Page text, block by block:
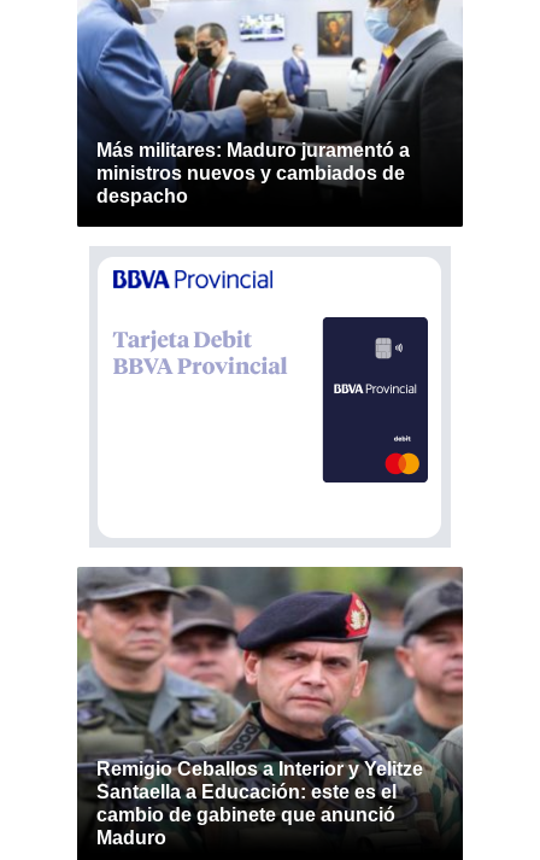
Más militares: Maduro juramentó a
ministros nuevos y cambiados de
despacho
Remigio Ceballos a Interior y Yelitze
Santaella a Educación: este es el
cambio de gabinete que anunció
Maduro